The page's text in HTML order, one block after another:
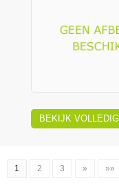
BEKIJK
1 2 3 » »»